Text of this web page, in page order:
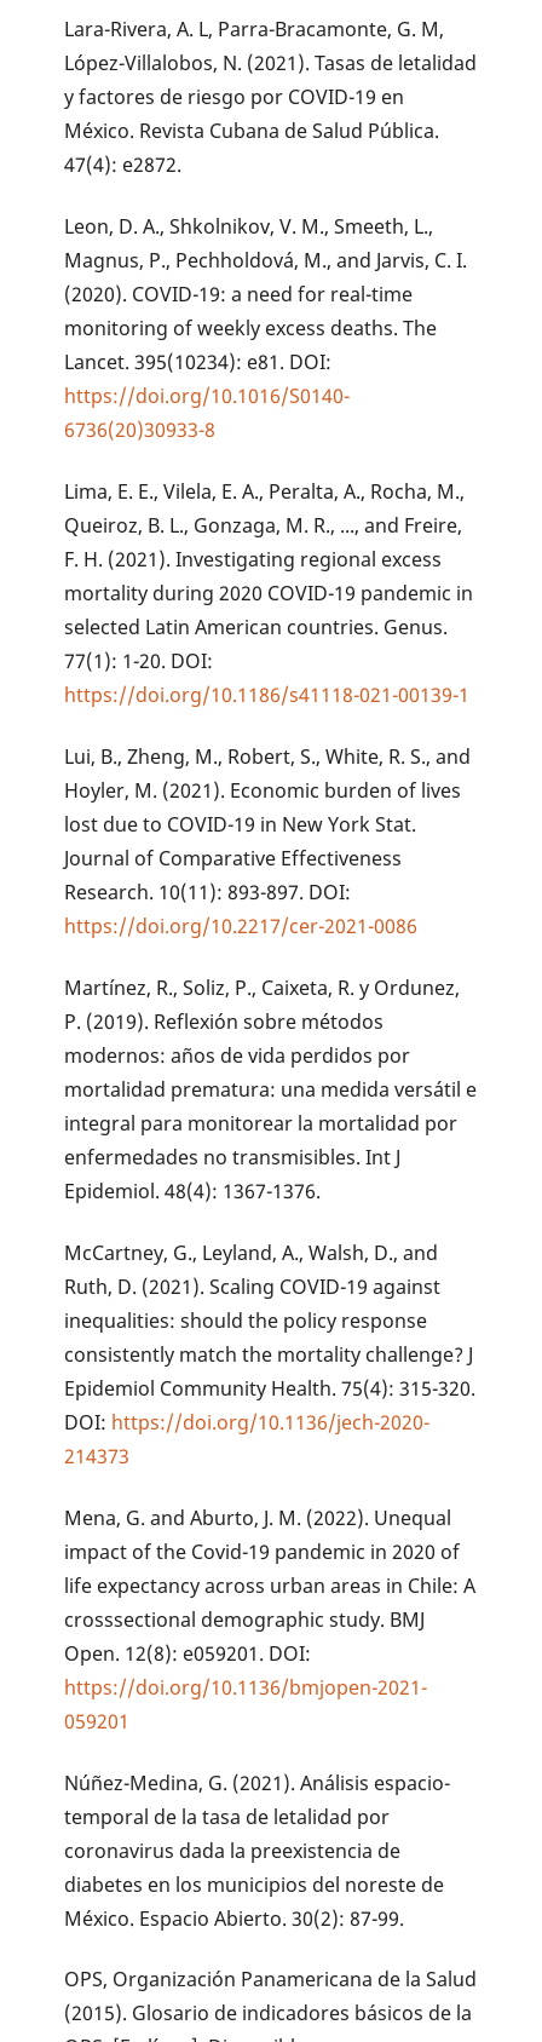
Lara-Rivera, A. L, Parra-Bracamonte, G. M,
López-Villalobos, N. (2021). Tasas de letalidad
y factores de riesgo por COVID-19 en
México. Revista Cubana de Salud Pública.
47(4): e2872.
Leon, D. A., Shkolnikov, V. M., Smeeth, L.,
Magnus, P., Pechholdová, M., and Jarvis, C. I.
(2020). COVID-19: a need for real-time
monitoring of weekly excess deaths. The
Lancet. 395(10234): e81. DOI:
https://doi.org/10.1016/S0140-
6736(20)30933-8
Lima, E. E., Vilela, E. A., Peralta, A., Rocha, M.,
Queiroz, B. L., Gonzaga, M. R., ..., and Freire,
F. H. (2021). Investigating regional excess
mortality during 2020 COVID-19 pandemic in
selected Latin American countries. Genus.
77(1): 1-20. DOI:
https://doi.org/10.1186/s41118-021-00139-1
Lui, B., Zheng, M., Robert, S., White, R. S., and
Hoyler, M. (2021). Economic burden of lives
lost due to COVID-19 in New York Stat.
Journal of Comparative Effectiveness
Research. 10(11): 893-897. DOI:
https://doi.org/10.2217/cer-2021-0086
Martínez, R., Soliz, P., Caixeta, R. y Ordunez,
P. (2019). Reflexión sobre métodos
modernos: años de vida perdidos por
mortalidad prematura: una medida versátil e
integral para monitorear la mortalidad por
enfermedades no transmisibles. Int J
Epidemiol. 48(4): 1367-1376.
McCartney, G., Leyland, A., Walsh, D., and
Ruth, D. (2021). Scaling COVID-19 against
inequalities: should the policy response
consistently match the mortality challenge? J
Epidemiol Community Health. 75(4): 315-320.
DOI: https://doi.org/10.1136/jech-2020-
214373
Mena, G. and Aburto, J. M. (2022). Unequal
impact of the Covid-19 pandemic in 2020 of
life expectancy across urban areas in Chile: A
crosssectional demographic study. BMJ
Open. 12(8): e059201. DOI:
https://doi.org/10.1136/bmjopen-2021-
059201
Núñez-Medina, G. (2021). Análisis espacio-
temporal de la tasa de letalidad por
coronavirus dada la preexistencia de
diabetes en los municipios del noreste de
México. Espacio Abierto. 30(2): 87-99.
OPS, Organización Panamericana de la Salud
(2015). Glosario de indicadores básicos de la